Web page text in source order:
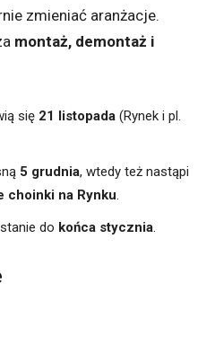
zmieniać aranżacje.
montaż, demontaż i
się 21 listopada (Rynek i pl.
5 grudnia, wtedy też nastąpi
choinki na Rynku.
do końca stycznia.